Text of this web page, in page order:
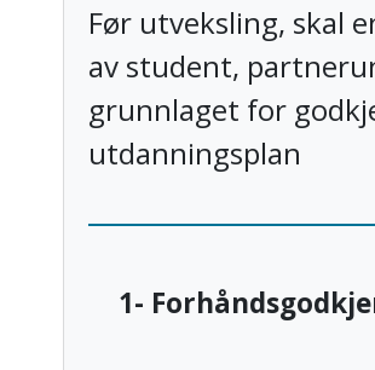
Før utveksling, skal
av student,
grunnlaget for
utdanningsplan
1-